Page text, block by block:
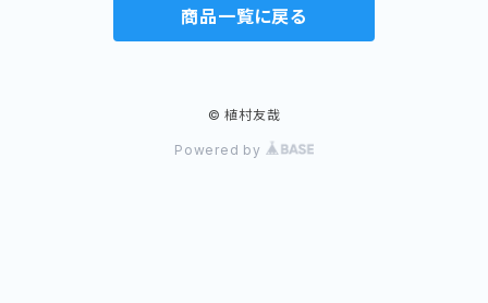
商品一覧に戻る
© 植村友哉
Powered by